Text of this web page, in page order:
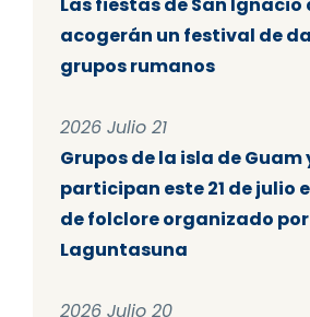
Las fiestas de San Ignacio
acogerán un festival de
grupos rumanos
2026 Julio 21
Grupos de la isla de
participan este 21 de julio
de folclore organizado por
Laguntasuna
2026 Julio 20